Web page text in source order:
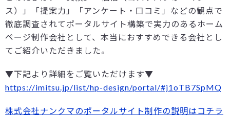
ス）」「提案力」「アンケート・口コミ」などの観点で
徹底調査されてポータルサイト構築で実力のあるホーム
ページ制作会社として、本当におすすめできる会社とし
てご紹介いただきました。
▼下記より詳細をご覧いただけます▼
https://imitsu.jp/list/hp-design/portal/#j1oTB7SpMQ
株式会社ナンクマのポータルサイト制作の説明はコチラ